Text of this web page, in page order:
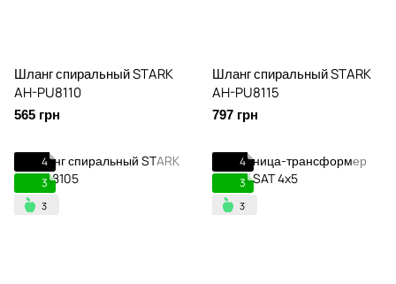
Шланг спиральный STARK
AH-PU8110
565 грн
Шланг спиральный STARK
AH-PU8115
797 грн
4
3
4
3